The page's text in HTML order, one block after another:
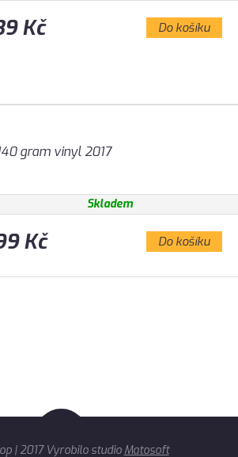
Kč Do košíku
gram vinyl 2017
Skladem
Kč Do košíku
| 2017 Vyrobilo studio Matosoft